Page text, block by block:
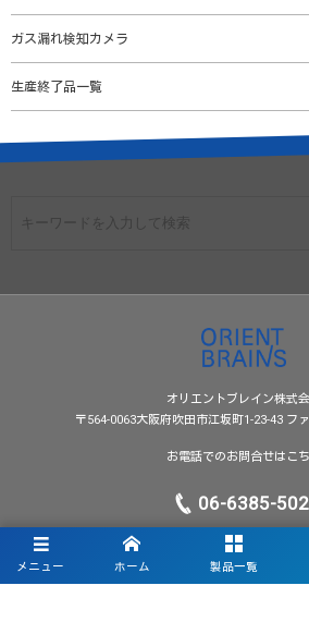
ガス漏れ検知カメラ
生産終了品一覧
メニュー ホーム 製品一覧
オリエントブレイン株式
〒564-0063大阪府吹田市江坂町1-23-43 フ
お電話でのお問合せはこ
06-6385-
受付時間 9:00〜17:30 (平